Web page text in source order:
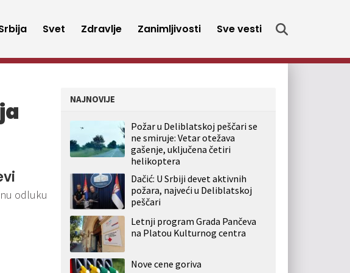
Svet Zdravlje Zanimljivosti Sve vesti
odluku
NAJNOVIJE
Požar u Deliblatskoj peščari se
ne smiruje: Vetar otežava
gašenje, uključena četiri
helikoptera
Dačić: U Srbiji devet aktivnih
požara, najveći u Deliblatskoj
peščari
Letnji program Grada Pančeva
na Platou Kulturnog centra
Nove cene goriva